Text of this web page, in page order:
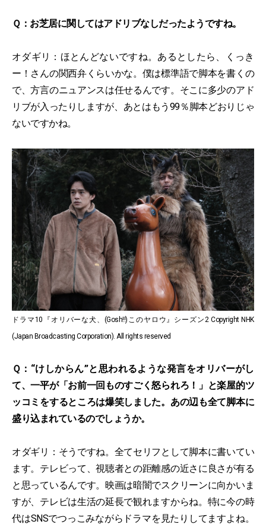
Ｑ：お芝居に関してはアドリブなしだったようですね。
オダギリ：ほとんどないですね。あるとしたら、くっき
ー！さんの関西弁くらいかな。僕は標準語で脚本を書くの
で、方言のニュアンスは任せるんです。そこに多少のアド
リブが入ったりしますが、あとはもう99％脚本どおりじゃ
ないですかね。
ドラマ10『オリバーな犬、(Gosh!!)このヤロウ』シーズン2 Copyright NHK
(Japan Broadcasting Corporation). All rights reserved
Ｑ：“けしからん”と思われるような発言をオリバーがし
て、一平が「お前一回ものすごく怒られろ！」と楽屋的ツ
ッコミをするところは爆笑しました。あの辺も全て脚本に
盛り込まれているのでしょうか。
オダギリ：そうですね。全てセリフとして脚本に書いてい
ます。テレビって、視聴者との距離感の近さに良さが有る
と思っているんです。映画は暗闇でスクリーンに向かいま
すが、テレビは生活の延長で観れますからね。特に今の時
代はSNSでつっこみながらドラマを見たりしてますよね。